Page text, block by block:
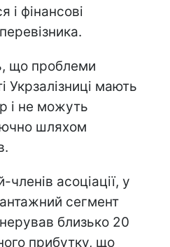
і фінансові
що проблеми
Укрзалізниці мають
і не можуть
шляхом
асоціації, у
сегмент
близько 20
прибутку, що